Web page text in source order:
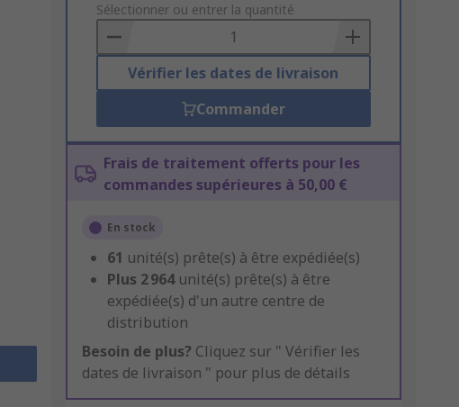
to
Basket
Sélectionner ou entrer la quantité
Vérifier les dates de livraison
Commander
Frais de traitement offerts pour les
commandes supérieures à 50,00 €
En stock
61 unité(s) prête(s) à être expédiée(s)
Plus 2 964 unité(s) prête(s) à être
expédiée(s) d'un autre centre de
distribution
Besoin de plus? Cliquez sur " Vérifier les
dates de livraison " pour plus de détails